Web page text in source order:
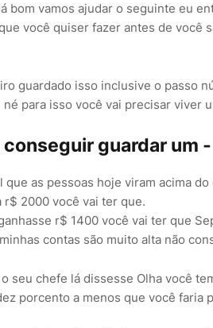
bom vamos ajudar o seguinte eu
você quiser fazer antes de você
guardado isso inclusive o passo
para isso você vai precisar viver
guardar um -
as pessoas hoje viram acima
r$ 2000 você vai ter que.
r$ 1400 você vai ter que
contas são muito alta não
seu chefe lá dissesse Olha você
porcento a menos que você faria